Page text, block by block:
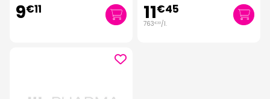
9€11 11€45
763€33/l.